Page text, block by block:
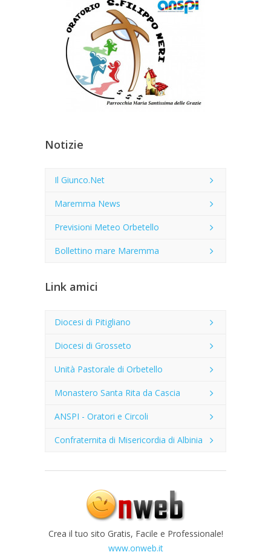
Notizie
Il Giunco.Net
Maremma News
Previsioni Meteo Orbetello
Bollettino mare Maremma
Link amici
Diocesi di Pitigliano
Diocesi di Grosseto
Unità Pastorale di Orbetello
Monastero Santa Rita da Cascia
ANSPI - Oratori e Circoli
Confraternita di Misericordia di Albinia
Crea il tuo sito Gratis, Facile e Professionale!
www.onweb.it